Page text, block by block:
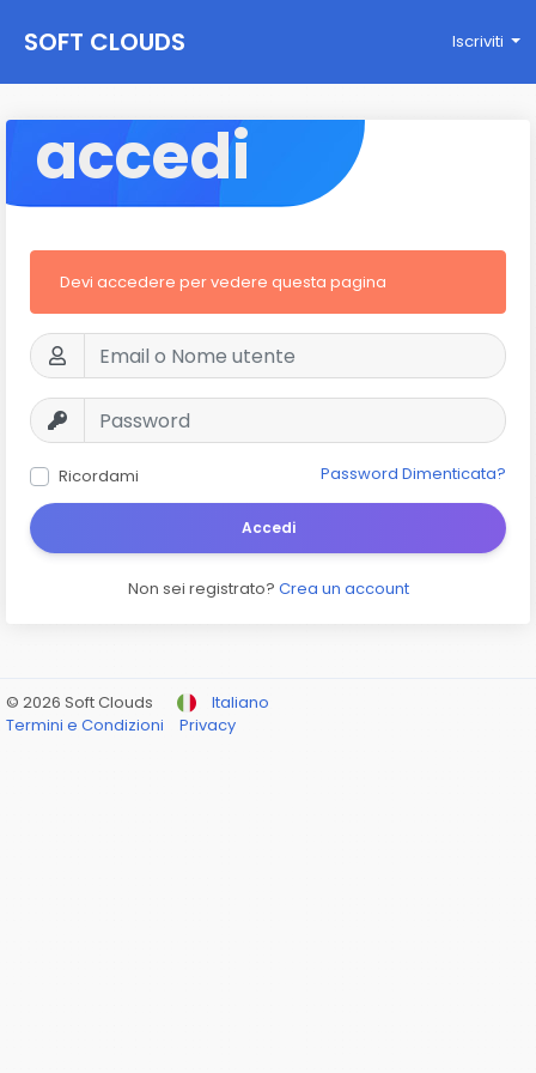
SOFT CLOUDS Iscriviti
accedi
Devi accedere per vedere questa pagina
Ricordami Password Dimenticata?
Accedi
Non sei registrato? Crea un account
© 2026 Soft Clouds
Italiano
Termini e Condizioni
Privacy